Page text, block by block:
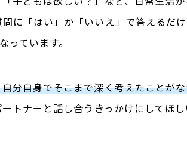
に「はい」か「いいえ」で答えるだ
ています。
分自身でそこまで深く考えたことが
トナーと話し合うきっかけにしてほし